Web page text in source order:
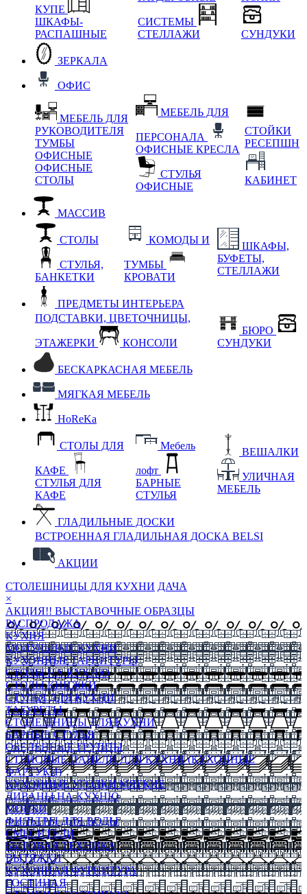
КУПЕ
ШКАФЫ-
РАСПАШНЫЕ
СИСТЕМЫ
СТЕЛЛАЖИ
СУНДУКИ
ЗЕРКАЛА
ОФИС
МЕБЕЛЬ ДЛЯ
РУКОВОДИТЕЛЯ
ТУМБЫ
ОФИСНЫЕ
ОФИСНЫЕ
СТОЛЫ
МЕБЕЛЬ ДЛЯ
ПЕРСОНАЛА
ОФИСНЫЕ КРЕСЛА
СТУЛЬЯ
ОФИСНЫЕ
СТОЙКИ
РЕСЕПШН
КАБИНЕТ
МАССИВ
СТОЛЫ
СТУЛЬЯ,
БАНКЕТКИ
КОМОДЫ И
ТУМБЫ
КРОВАТИ
ШКАФЫ,
БУФЕТЫ,
СТЕЛЛАЖИ
ПРЕДМЕТЫ ИНТЕРЬЕРА
ПОДСТАВКИ, ЦВЕТОЧНИЦЫ,
ЭТАЖЕРКИ КОНСОЛИ
БЮРО
СУНДУКИ
БЕСКАРКАСНАЯ МЕБЕЛЬ
МЯГКАЯ МЕБЕЛЬ
HoReKa
СТОЛЫ ДЛЯ
КАФЕ
СТУЛЬЯ ДЛЯ
КАФЕ
Мебель
лофт
БАРНЫЕ
СТУЛЬЯ
ВЕШАЛКИ
УЛИЧНАЯ
МЕБЕЛЬ
ГЛАДИЛЬНЫЕ ДОСКИ
ВСТРОЕННАЯ ГЛАДИЛЬНАЯ ДОСКА BELSI
АКЦИИ
СТОЛЕШНИЦЫ ДЛЯ КУХНИ ДАЧА
×
АКЦИЯ!! ВЫСТАВОЧНЫЕ ОБРАЗЦЫ
РАСПРОДАЖА
КУХНЯ
МОДУЛЬНЫЕ КУХНИ
КУХОННЫЕ ГАРНИТУРЫ
СТОЛЫ НА КУХНЮ
СТОЛЫ КНИЖКИ
СТУЛЬЯ ДЛЯ КУХНИ
ТАБУРЕТЫ
СТОЛЕШНИЦЫ ДЛЯ КУХНИ
БАРНЫЕ СТУЛЬЯ
ОБЕДЕННЫЕ ГРУППЫ
СТЕНОВЫЕ ПАНЕЛИ ДЛЯ КУХНИ (КУХОННЫЕ
ФАРТУКИ)
КУХОННЫЕ УГОЛКИ МЯГКИЕ
ДИВАНЫ НА КУХНЮ
МОЙКИ
ФИЛЬТРЫ ДЛЯ ВОДЫ
СМЕСИТЕЛИ
БЫТОВАЯ ТЕХНИКА
ВЫТЯЖКИ
КУХОННАЯ ФУРНИТУРА
ГОСТИНАЯ